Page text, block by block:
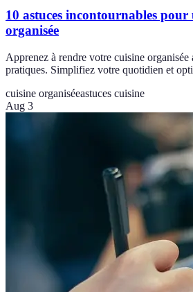
10 astuces incontournables pour
organisée
Apprenez à rendre votre cuisine organisée
pratiques. Simplifiez votre quotidien et
cuisine organiséeastuces cuisine
Aug 3